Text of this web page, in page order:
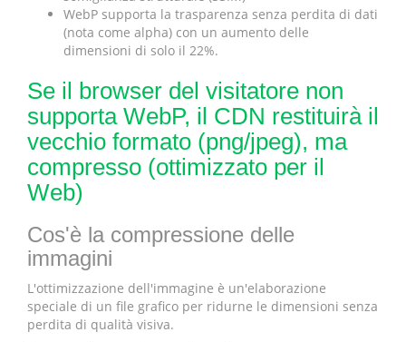
WebP supporta la trasparenza senza perdita di dati
(nota come alpha) con un aumento delle
dimensioni di solo il 22%.
Se il browser del visitatore non
supporta WebP, il CDN restituirà il
vecchio formato (png/jpeg), ma
compresso (ottimizzato per il
Web)
Cos'è la compressione delle
immagini
L'ottimizzazione dell'immagine è un'elaborazione
speciale di un file grafico per ridurne le dimensioni senza
perdita di qualità visiva.